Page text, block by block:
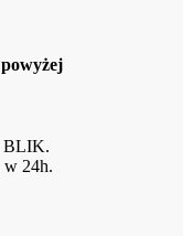
BLIK.
w 24h.